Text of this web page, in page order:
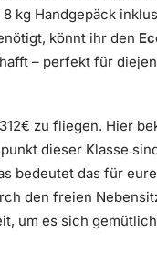
kg Handgepäck
könnt ihr den
– perfekt für
zu fliegen. Hier
dieser Klasse
bedeutet das für
den freien
um es sich